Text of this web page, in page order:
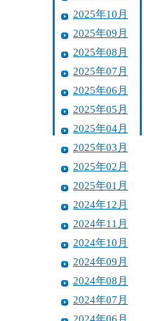
2025年10月
2025年09月
2025年08月
2025年07月
2025年06月
2025年05月
2025年04月
2025年03月
2025年02月
2025年01月
2024年12月
2024年11月
2024年10月
2024年09月
2024年08月
2024年07月
2024年06月